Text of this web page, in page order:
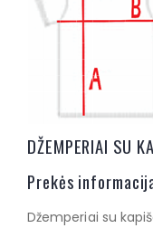
DŽEMPERIAI SU
Prekės
Džemperiai su